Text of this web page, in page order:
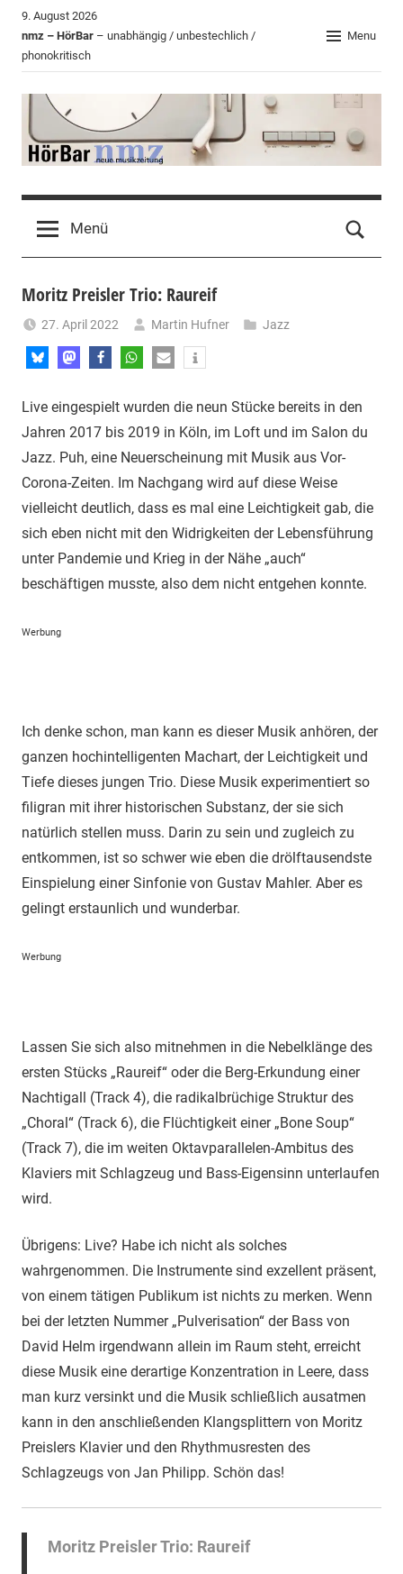
Zum
Inhalt
springen
9. August 2026
nmz – HörBar – unabhängig / unbestechlich /
phonokritisch
Menu
HörBar
der
nmz
Menü
Moritz Preisler Trio: Raureif
27. April 2022 Martin Hufner Jazz
Live eingespielt wurden die neun Stücke bereits in den
Jahren 2017 bis 2019 in Köln, im Loft und im Salon du
Jazz. Puh, eine Neuerscheinung mit Musik aus Vor-
Corona-Zeiten. Im Nachgang wird auf diese Weise
vielleicht deutlich, dass es mal eine Leichtigkeit gab, die
sich eben nicht mit den Widrigkeiten der Lebensführung
unter Pandemie und Krieg in der Nähe „auch“
beschäftigen musste, also dem nicht entgehen konnte.
Werbung
Ich denke schon, man kann es dieser Musik anhören, der
ganzen hochintelligenten Machart, der Leichtigkeit und
Tiefe dieses jungen Trio. Diese Musik experimentiert so
filigran mit ihrer historischen Substanz, der sie sich
natürlich stellen muss. Darin zu sein und zugleich zu
entkommen, ist so schwer wie eben die drölftausendste
Einspielung einer Sinfonie von Gustav Mahler. Aber es
gelingt erstaunlich und wunderbar.
Werbung
Lassen Sie sich also mitnehmen in die Nebelklänge des
ersten Stücks „Raureif“ oder die Berg-Erkundung einer
Nachtigall (Track 4), die radikalbrüchige Struktur des
„Choral“ (Track 6), die Flüchtigkeit einer „Bone Soup“
(Track 7), die im weiten Oktavparallelen-Ambitus des
Klaviers mit Schlagzeug und Bass-Eigensinn unterlaufen
wird.
Übrigens: Live? Habe ich nicht als solches
wahrgenommen. Die Instrumente sind exzellent präsent,
von einem tätigen Publikum ist nichts zu merken. Wenn
bei der letzten Nummer „Pulverisation“ der Bass von
David Helm irgendwann allein im Raum steht, erreicht
diese Musik eine derartige Konzentration in Leere, dass
man kurz versinkt und die Musik schließlich ausatmen
kann in den anschließenden Klangsplittern von Moritz
Preislers Klavier und den Rhythmusresten des
Schlagzeugs von Jan Philipp. Schön das!
Moritz Preisler Trio: Raureif